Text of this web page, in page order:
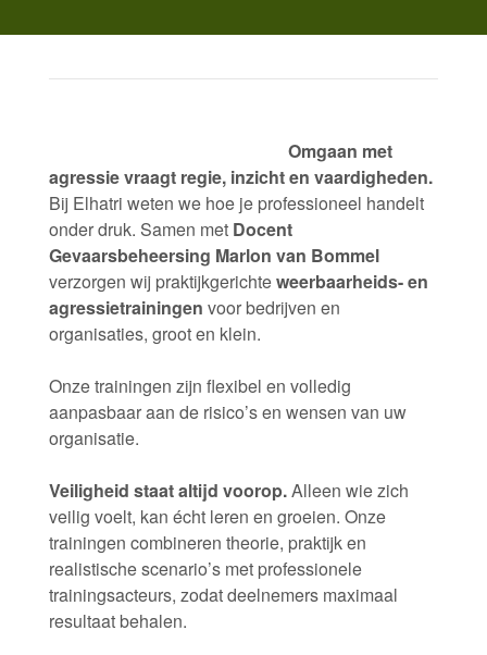
Omgaan met
agressie vraagt regie, inzicht en vaardigheden.
Bij Elhatri weten we hoe je professioneel handelt
onder druk. Samen met Docent
Gevaarsbeheersing Marlon van Bommel
verzorgen wij praktijkgerichteweerbaarheids- en
agressietrainingen voor bedrijven en
organisaties, groot en klein.
Onze trainingen zijn flexibel en volledig
aanpasbaar aan de risico’s en wensen van uw
organisatie.
Veiligheid staat altijd voorop.Alleen wie zich
veilig voelt, kan écht leren en groeien. Onze
trainingen combineren theorie, praktijk en
realistische scenario’s met professionele
trainingsacteurs, zodat deelnemers maximaal
resultaat behalen.